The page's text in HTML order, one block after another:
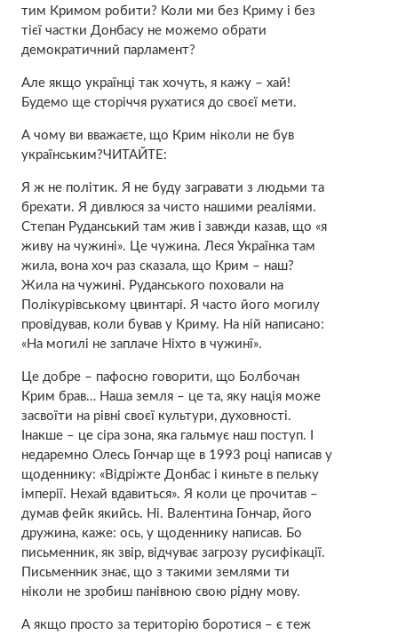
тим Кримом робити? Коли ми без Криму і без
тієї частки Донбасу не можемо обрати
демократичний парламент?
Але якщо українці так хочуть, я кажу – хай!
Будемо ще сторіччя рухатися до своєї мети.
А чому ви вважаєте, що Крим ніколи не був
українським?ЧИТАЙТЕ:
Я ж не політик. Я не буду загравати з людьми та
брехати. Я дивлюся за чисто нашими реаліями.
Степан Руданський там жив і завжди казав, що «я
живу на чужині». Це чужина. Леся Українка там
жила, вона хоч раз сказала, що Крим – наш?
Жила на чужині. Руданського поховали на
Полікурівському цвинтарі. Я часто його могилу
провідував, коли бував у Криму. На ній написано:
«На могилі не заплаче Ніхто в чужинї».
Це добре – пафосно говорити, що Болбочан
Крим брав… Наша земля – це та, яку нація може
засвоїти на рівні своєї культури, духовності.
Інакше – це сіра зона, яка гальмує наш поступ. І
недаремно Олесь Гончар ще в 1993 році написав у
щоденнику: «Відріжте Донбас і киньте в пельку
імперії. Нехай вдавиться». Я коли це прочитав –
думав фейк якийсь. Ні. Валентина Гончар, його
дружина, каже: ось, у щоденнику написав. Бо
письменник, як звір, відчуває загрозу русифікації.
Письменник знає, що з такими землями ти
ніколи не зробиш панівною свою рідну мову.
А якщо просто за територію боротися – є теж